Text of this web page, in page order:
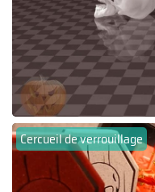
Cercueil de verrouillage